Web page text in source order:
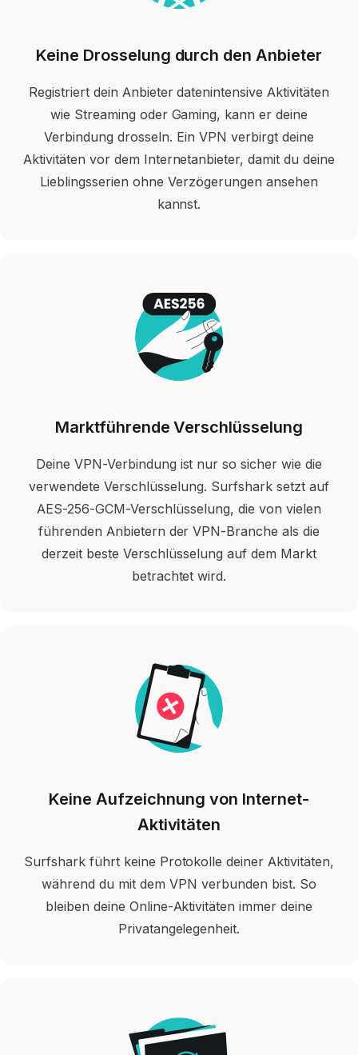
Keine Drosselung durch den Anbieter
Registriert dein Anbieter datenintensive Aktivitäten
wie Streaming oder Gaming, kann er deine
Verbindung drosseln. Ein VPN verbirgt deine
Aktivitäten vor dem Internetanbieter, damit du deine
Lieblingsserien ohne Verzögerungen ansehen
kannst.
Marktführende Verschlüsselung
Deine VPN-Verbindung ist nur so sicher wie die
verwendete Verschlüsselung. Surfshark setzt auf
AES-256-GCM-Verschlüsselung, die von vielen
führenden Anbietern der VPN-Branche als die
derzeit beste Verschlüsselung auf dem Markt
betrachtet wird.
Keine Aufzeichnung von Internet-
Aktivitäten
Surfshark führt keine Protokolle deiner Aktivitäten,
während du mit dem VPN verbunden bist. So
bleiben deine Online-Aktivitäten immer deine
Privatangelegenheit.